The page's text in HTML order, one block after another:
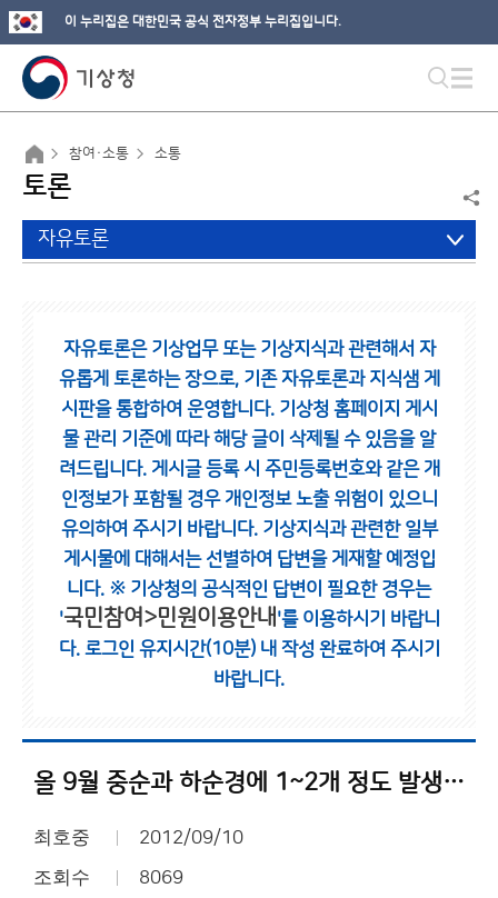
이 누리집은 대한민국 공식 전자정부 누리집입니다.
참여·소통 소통
토론
자유토론
자유토론은 기상업무 또는 기상지식과 관련해서 자
유롭게 토론하는 장으로, 기존 자유토론과 지식샘 게
시판을 통합하여 운영합니다. 기상청 홈페이지 게시
물 관리 기준에 따라 해당 글이 삭제될 수 있음을 알
려드립니다. 게시글 등록 시 주민등록번호와 같은 개
인정보가 포함될 경우 개인정보 노출 위험이 있으니
유의하여 주시기 바랍니다. 기상지식과 관련한 일부
게시물에 대해서는 선별하여 답변을 게재할 예정입
니다. ※ 기상청의 공식적인 답변이 필요한 경우는
'국민참여>민원이용안내 '를 이용하시기 바랍니
다. 로그인 유지시간(10분) 내 작성 완료하여 주시기
바랍니다.
올 9월 중순과 하순경에 1~2개 정도 발생할것 같네요!! 걱정됩니다. 우진님
최호중 2012/09/10
조회수 8069